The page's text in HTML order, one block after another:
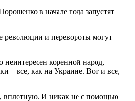
в начале года запустят
революции и перевороты могут
коренной народ,
– все, как на Украине. Вот и все,
вплотную. И никак не с помощью